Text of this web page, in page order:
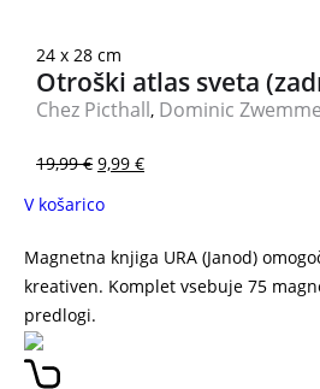
24 x 28 cm
Otroški atlas sveta
Chez Picthall, Dominic
19,99€ 9,99 €
V košarico
Magnetna knjiga URA (Janod)
kreativen. Komplet vsebuje 75
predlogi.